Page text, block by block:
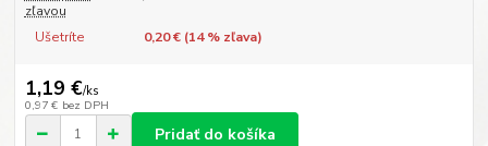
zľavou
Ušetríte 0,20 € (14% zľava)
1,19 €/ks
0,97 € bez DPH
Pridať do košíka